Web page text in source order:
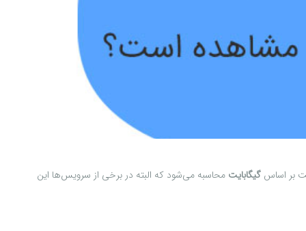
بر اساس گیگابایت محاسبه می‌شود که البته در برخی از سرویس‌ها این